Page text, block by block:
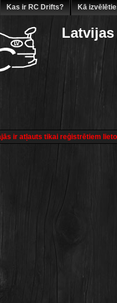
Kas ir RC Drifts? Kā
ir atļauts tikai reģistrētiem